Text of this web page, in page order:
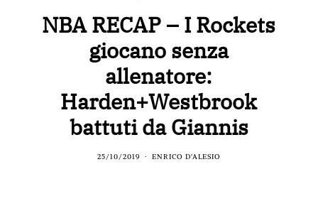
NBA RECAP – I Rockets
giocano senza
allenatore:
Harden+Westbrook
battuti da Giannis
25/10/2019 ENRICO D'ALESIO